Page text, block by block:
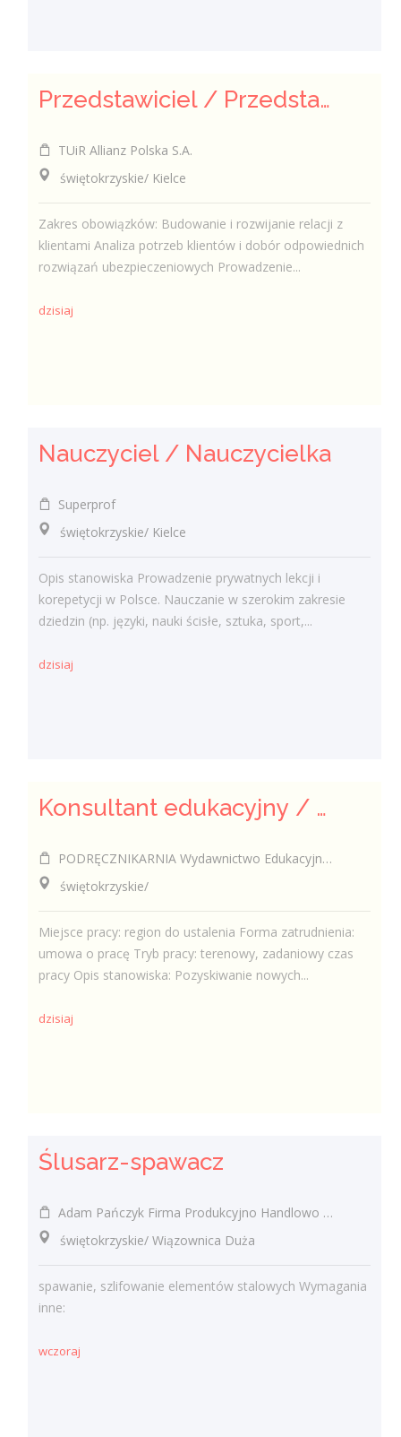
Przedstawiciel / Przedstawicielka ds. sprzedaży ubezpieczeń majątkowych
TUiR Allianz Polska S.A.
świętokrzyskie/ Kielce
Zakres obowiązków: Budowanie i rozwijanie relacji z
klientami Analiza potrzeb klientów i dobór odpowiednich
rozwiązań ubezpieczeniowych Prowadzenie...
dzisiaj
Nauczyciel / Nauczycielka
Superprof
świętokrzyskie/ Kielce
Opis stanowiska Prowadzenie prywatnych lekcji i
korepetycji w Polsce. Nauczanie w szerokim zakresie
dziedzin (np. języki, nauki ścisłe, sztuka, sport,...
dzisiaj
Konsultant edukacyjny / Konsultantka edukacyjna
PODRĘCZNIKARNIA Wydawnictwo Edukacyjne Sp. z o.o.
świętokrzyskie/
Miejsce pracy: region do ustalenia Forma zatrudnienia:
umowa o pracę Tryb pracy: terenowy, zadaniowy czas
pracy Opis stanowiska: Pozyskiwanie nowych...
dzisiaj
Ślusarz-spawacz
Adam Pańczyk Firma Produkcyjno Handlowo Usługowa "KONRAD" Wiązownica Duża
świętokrzyskie/ Wiązownica Duża
spawanie, szlifowanie elementów stalowych Wymagania
inne:
wczoraj